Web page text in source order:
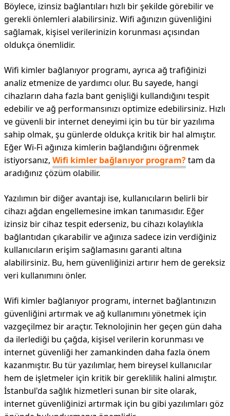
Böylece, izinsiz bağlantıları hızlı bir şekilde görebilir ve
gerekli önlemleri alabilirsiniz. Wifi ağınızın güvenliğini
sağlamak, kişisel verilerinizin korunması açısından
oldukça önemlidir.
Wifi kimler bağlanıyor programı, ayrıca ağ trafiğinizi
analiz etmenize de yardımcı olur. Bu sayede, hangi
cihazların daha fazla bant genişliği kullandığını tespit
edebilir ve ağ performansınızı optimize edebilirsiniz. Hızlı
ve güvenli bir internet deneyimi için bu tür bir yazılıma
sahip olmak, şu günlerde oldukça kritik bir hal almıştır.
Eğer Wi-Fi ağınıza kimlerin bağlandığını öğrenmek
istiyorsanız, Wifi kimler bağlanıyor program?tam da
aradığınız çözüm olabilir.
Yazılımın bir diğer avantajı ise, kullanıcıların belirli bir
cihazı ağdan engellemesine imkan tanımasıdır. Eğer
izinsiz bir cihaz tespit ederseniz, bu cihazı kolaylıkla
bağlantıdan çıkarabilir ve ağınıza sadece izin verdiğiniz
kullanıcıların erişim sağlamasını garanti altına
alabilirsiniz. Bu, hem güvenliğinizi artırır hem de gereksiz
veri kullanımını önler.
Wifi kimler bağlanıyor programı, internet bağlantınızın
güvenliğini artırmak ve ağ kullanımını yönetmek için
vazgeçilmez bir araçtır. Teknolojinin her geçen gün daha
da ilerlediği bu çağda, kişisel verilerin korunması ve
internet güvenliği her zamankinden daha fazla önem
kazanmıştır. Bu tür yazılımlar, hem bireysel kullanıcılar
hem de işletmeler için kritik bir gereklilik halini almıştır.
İstanbul'da sağlık hizmetleri sunan bir site olarak,
internet güvenliğinizi artırmak için bu gibi yazılımları göz